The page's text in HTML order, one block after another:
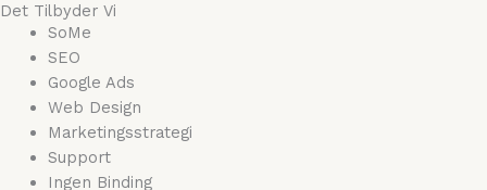
Det Tilbyder Vi
SoMe
SEO
Google Ads
Web Design
Marketingsstrategi
Support
Ingen Binding